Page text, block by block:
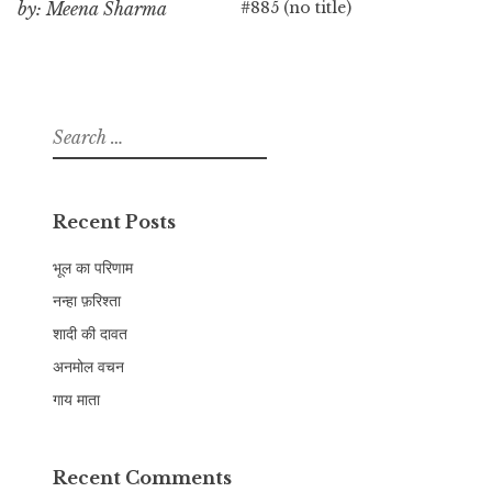
by: Meena Sharma #885 (no title)
Search
for:
Recent Posts
भूल का परिणाम
नन्हा फ़रिश्ता
शादी की दावत
अनमोल वचन
गाय माता
Recent Comments